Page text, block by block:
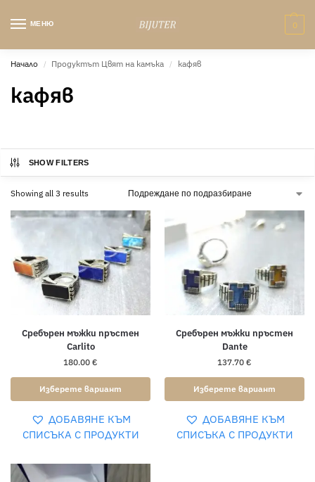
МЕНЮ 0
Начало / Продуктът Цвят на камъка / кафяв
кафяв
SHOW FILTERS
Showing all 3 results
Сребърен мъжки пръстен
Carlito
180.00 €
Изберете вариант
ДОБАВЯНЕ КЪМ
СПИСЪКА С ПРОДУКТИ
Сребърен мъжки пръстен
Dante
137.70 €
Изберете вариант
ДОБАВЯНЕ КЪМ
СПИСЪКА С ПРОДУКТИ